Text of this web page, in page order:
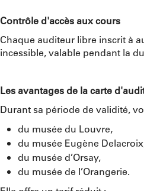
Contrôle d'accès aux cours
Chaque auditeur libre inscrit à
incessible, valable pendant la
Les avantages de la carte
Durant sa période de validité,
du musée du Louvre,
du musée Eugène
du musée d’Orsay,
du musée de l’Orangerie.